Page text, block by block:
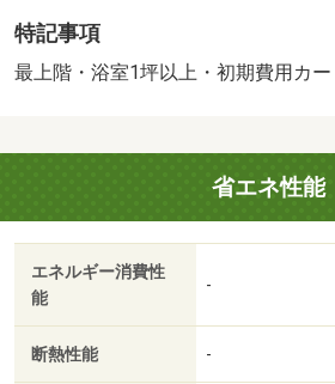
の１％＋８００円／月（商品あり）
０ヶ月／普通借家０２年０ヶ月／バ
追焚機能浴室／温水洗浄便座／洗面
不要／対面式キッチン／ウォークイ
キー／全居室フローリング／ネット
料不要／複層ガラス／浴室１坪以上
ンガス／室内物干機／ＢＳ／ＩＴ重
用カード決済可／ダイレックス 中
／ＳＴＡＲＢＵＣＫＳ ＣＯＦＦＥ
特記事項
最上階・浴室1坪以上・初期費用カ
省エネ性能
エネルギー消費性
能
-
断熱性能 -